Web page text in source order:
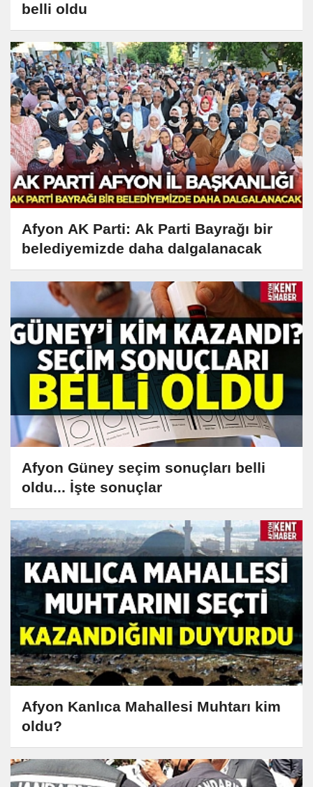
belli oldu
Afyon AK Parti: Ak Parti Bayrağı bir
belediyemizde daha dalgalanacak
Afyon Güney seçim sonuçları belli
oldu... İşte sonuçlar
Afyon Kanlıca Mahallesi Muhtarı kim
oldu?